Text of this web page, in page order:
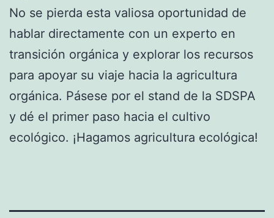
No se pierda esta valiosa oportunidad de
hablar directamente con un experto en
transición orgánica y explorar los recursos
para apoyar su viaje hacia la agricultura
orgánica. Pásese por el stand de la SDSPA
y dé el primer paso hacia el cultivo
ecológico. ¡Hagamos agricultura ecológica!